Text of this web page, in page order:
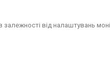
залежності від налаштувань